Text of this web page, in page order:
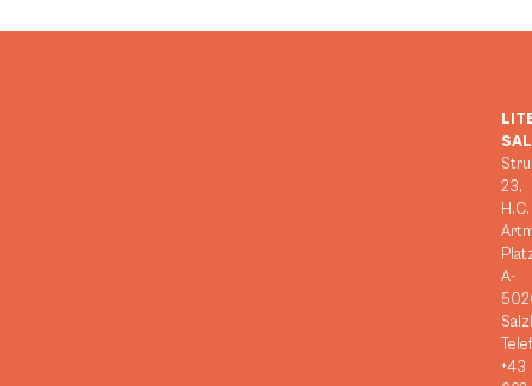
23,
H.C.
A-
+43